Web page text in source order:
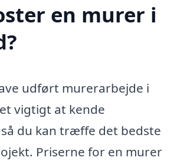
en murer i
udført murerarbejde i
vigtigt at kende
du kan træffe det bedste
Priserne for en murer